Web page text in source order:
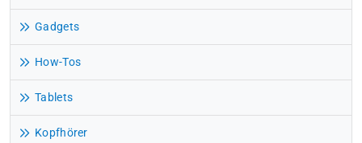
Gadgets
How-Tos
Tablets
Kopfhörer